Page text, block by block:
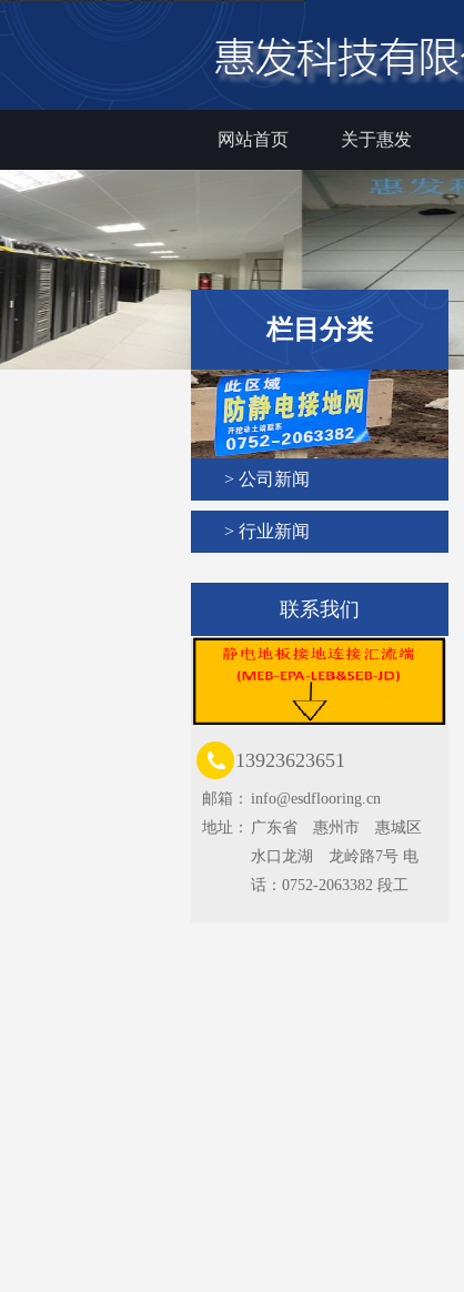
网站首页 关于惠发
栏目分类
> 公司新闻
> 行业新闻
联系我们
13923623651
邮箱： info@esdflooring.cn
地址： 广东省 惠州市 惠城区
水口龙湖 龙岭路7号 电
话：0752-2063382 段工